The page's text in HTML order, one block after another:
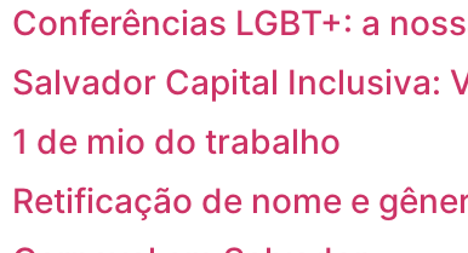
Conferências LGBT+: a
Salvador Capital Inclusiva:
1 de mio do trabalho
Retificação de nome e